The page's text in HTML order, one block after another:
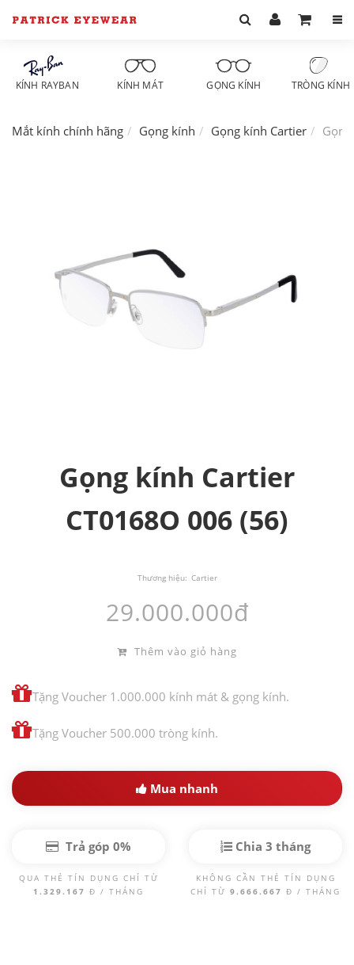
KÍNH RAYBAN KÍNH MÁT GỌNG KÍNH TRÒNG KÍNH
Mắt kính chính hãng Gọng kính Gọng kính Cartier
Gọng kính Cartier
CT0168O 006 (56)
Thương hiệu: Cartier
29.000.000đ
Thêm vào giỏ hàng
Tặng Voucher 1.000.000 kính mát & gọng kính.
Tặng Voucher 500.000 tròng kính.
Mua nhanh
Trả góp 0%
QUA THẺ TÍN DỤNG CHỈ TỪ
1.329.167 Đ / THÁNG
Chia 3 tháng
KHÔNG CẦN THẺ TÍN DỤNG
CHỈ TỪ 9.666.667 Đ / THÁNG